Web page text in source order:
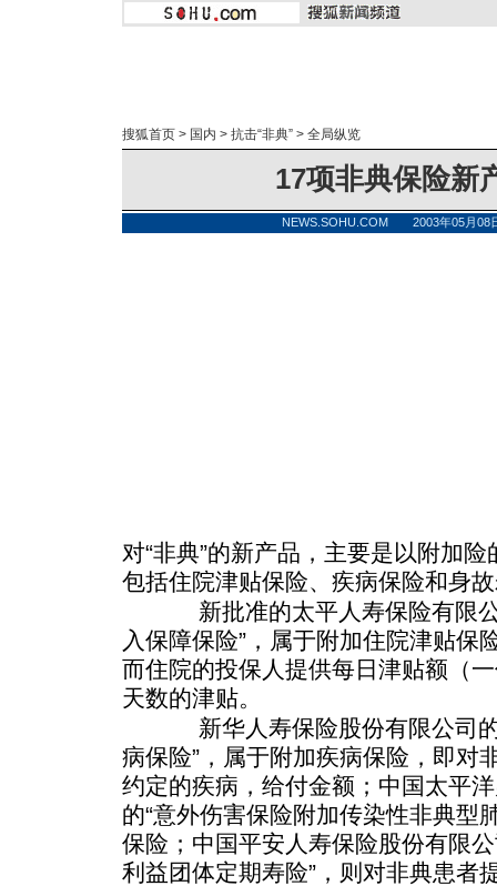
搜狐首页 > 国内 > 抗击“非典” > 全局纵览
17项非典保险新
NEWS.SOHU.COM 2003年05月
对“非典”的新产品，主要是以附加
包括住院津贴保险、疾病保险和身
新批准的太平人寿保险有限公
入保障保险”，属于附加住院津贴保
而住院的投保人提供每日津贴额（
天数的津贴。
新华人寿保险股份有限公司的“
病保险”，属于附加疾病保险，即对
约定的疾病，给付金额；中国太平
的“意外伤害保险附加传染性非典型
保险；中国平安人寿保险股份有限
利益团体定期寿险”，则对非典患者